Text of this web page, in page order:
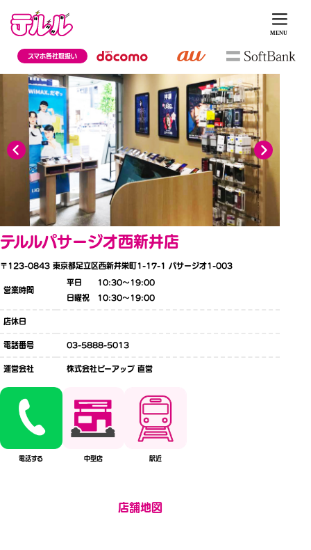
スマホ各社取扱い
テルルパサージオ西新井店
〒123-0843 東京都足立区西新井栄町1-17-1 パサージオ1-003
営業時間
平日 10:30〜19:00
日曜祝 10:30〜19:00
店休日
電話番号 03-5888-5013
運営会社 株式会社ピーアップ 直営
電話する 中型店 駅近
店舗地図